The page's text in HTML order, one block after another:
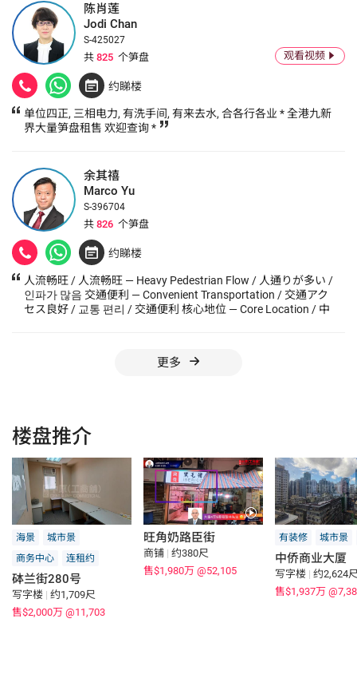
陈肖莲
Jodi Chan
S-425027
共 825 个笋盘 观看视频
约睇楼
单位四正, 三相电力, 有洗手间, 有来去水, 合各行各业 * 全港九新
界大量笋盘租售 欢迎查询 *
余其禧
Marco Yu
S-396704
共 826 个笋盘
约睇楼
人流畅旺 / 人流畅旺 — Heavy Pedestrian Flow / 人通りが多い /
인파가 많음 交通便利 — Convenient Transportation / 交通アク
セス良好 / 교통 편리 / 交通便利 核心地位 — Core Location / 中
更多
楼盘推介
海景
城市景
商务中心
连租约
砵兰街280号
写字楼 | 约1,709尺
售$2,000万 @11,703
旺角奶路臣街
商铺 | 约380尺
售$1,980万 @52,105
有装修 城市景
中侨商业大厦
写字楼 | 约2,624
售$1,937万